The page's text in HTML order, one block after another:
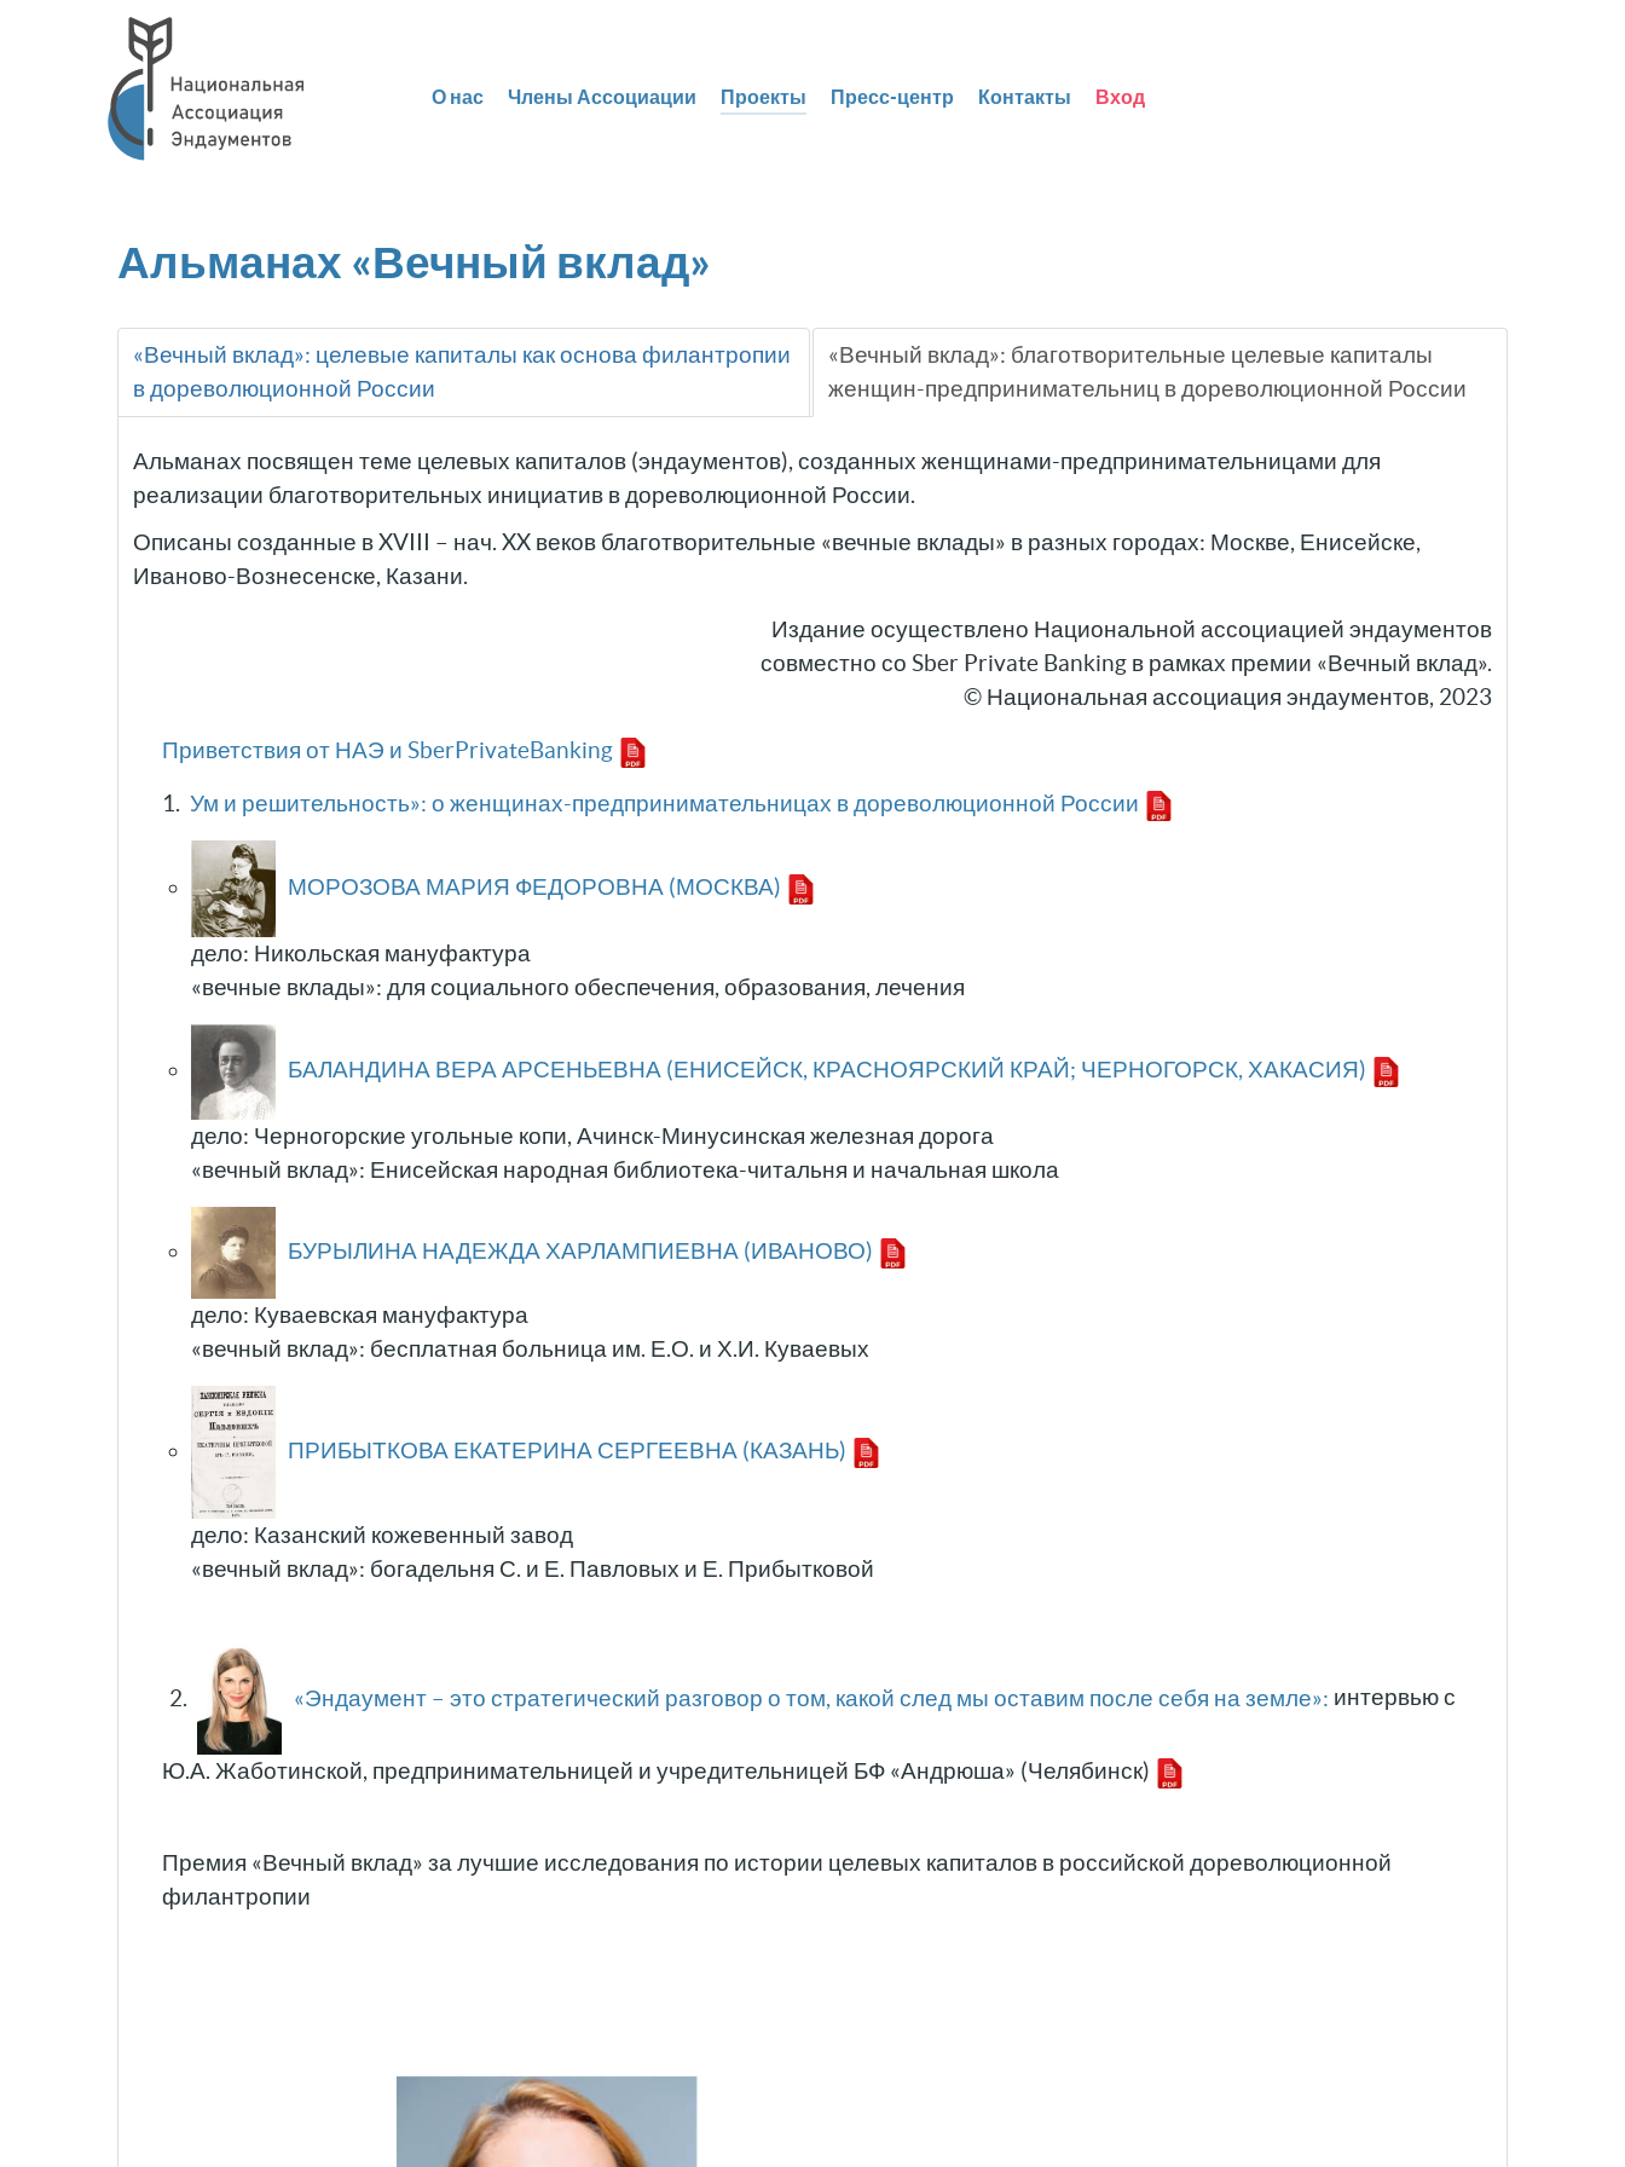
О нас Члены Ассоциации Проекты Пресс-центр Контакты Вход
Альманах «Вечный вклад»
«Вечный вклад»: целевые капиталы как основа филантропии
в дореволюционной России
«Вечный вклад»: благотворительные целевые капиталы
женщин-предпринимательниц в дореволюционной России
Альманах посвящен теме целевых капиталов (эндаументов), созданных женщинами-предпринимательницами для
реализации благотворительных инициатив в дореволюционной России.
Описаны созданные в XVIII – нач. XX веков благотворительные «вечные вклады» в разных городах: Москве, Енисейске,
Иваново-Вознесенске, Казани.
Издание осуществлено Национальной ассоциацией эндаументов
совместно со Sber Private Banking в рамках премии «Вечный вклад».
© Национальная ассоциация эндаументов, 2023
Приветствия от НАЭ и SberPrivateBanking
1. Ум и решительность»: о женщинах-предпринимательницах в дореволюционной России
МОРОЗОВА МАРИЯ ФЕДОРОВНА (МОСКВА)
дело: Никольская мануфактура
«вечные вклады»: для социального обеспечения, образования, лечения
БАЛАНДИНА ВЕРА АРСЕНЬЕВНА (ЕНИСЕЙСК, КРАСНОЯРСКИЙ КРАЙ; ЧЕРНОГОРСК, ХАКАСИЯ)
дело: Черногорские угольные копи, Ачинск-Минусинская железная дорога
«вечный вклад»: Енисейская народная библиотека-читальня и начальная школа
БУРЫЛИНА НАДЕЖДА ХАРЛАМПИЕВНА (ИВАНОВО)
дело: Куваевская мануфактура
«вечный вклад»: бесплатная больница им. Е.О. и Х.И. Куваевых
ПРИБЫТКОВА ЕКАТЕРИНА СЕРГЕЕВНА (КАЗАНЬ)
дело: Казанский кожевенный завод
«вечный вклад»: богадельня С. и Е. Павловых и Е. Прибытковой
2. «Эндаумент – это стратегический разговор о том, какой след мы оставим после себя на земле»: интервью с
Ю.А. Жаботинской, предпринимательницей и учредительницей БФ «Андрюша» (Челябинск)
Премия «Вечный вклад» за лучшие исследования по истории целевых капиталов в российской дореволюционной
филантропии